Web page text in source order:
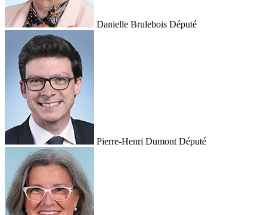
Danielle Brulebois Député
Pierre-Henri Dumont Député